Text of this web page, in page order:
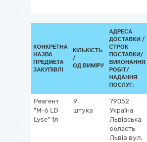
КОНКРЕТНА
НАЗВА
ПРЕДМЕТА
ЗАКУПІВЛІ
КІЛЬКІСТЬ
/
ОД.ВИМІРУ
АДРЕСА
ДОСТАВКИ /
СТРОК
ПОСТАВКИ/
ВИКОНАННЯ
РОБІТ/
НАДАННЯ
ПОСЛУГ:
Реагент
"M-6 LD
Lyse" 1л
9
штука
79052
Україна
Львівська
область
Львів вул.